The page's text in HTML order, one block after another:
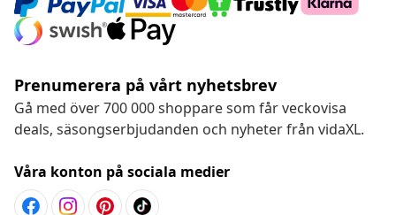
Prenumerera på vårt nyhetsbrev
Gå med över 700 000 shoppare som får veckovisa
deals, säsongserbjudanden och nyheter från vidaXL.
Våra konton på sociala medier